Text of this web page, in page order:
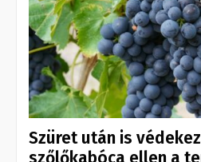
Szüret után is